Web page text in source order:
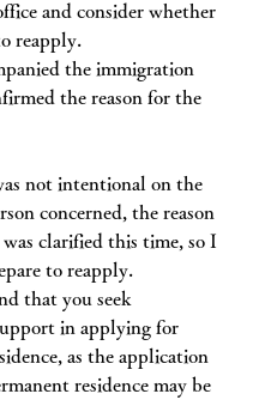
and consider whether
reapply.
the immigration
the reason for the
not intentional on the
concerned, the reason
clarified this time, so I
to reapply.
that you seek
in applying for
as the application
residence may be